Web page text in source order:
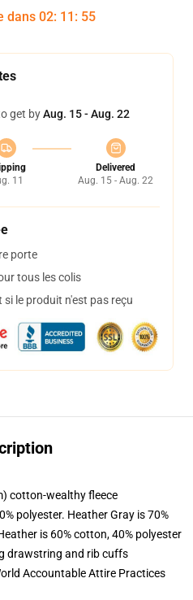
dans 02: 11 : 54
get byAug. 15 - Aug. 22
11
Delivered
Aug. 15 - Aug. 22
porte
tous les colis
le produit n'est pas reçu
cotton-wealthy fleece
polyester. Heather Gray is 70%
is 60% cotton, 40% polyester
drawstring and rib cuffs
Accountable Attire Practices